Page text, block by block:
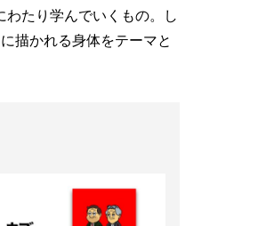
たり学んでいくもの。し
描かれる身体をテーマと